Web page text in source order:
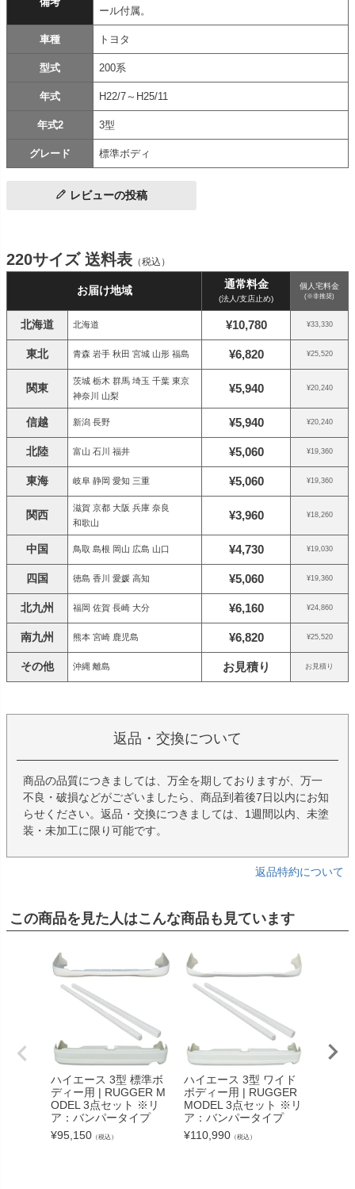
ール付属。
車種 トヨタ
型式 200系
年式 H22/7～H25/11
年式2 3型
グレード 標準ボディ
レビューの投稿
220サイズ 送料表 （税込）
お届け地域 通常料金
(法人/支店止め)
個人宅料金
(※非推奨)
北海道 北海道 ¥10,780 ¥33,330
東北 青森 岩手 秋田 宮城 山形 福島 ¥6,820 ¥25,520
関東
茨城 栃木 群馬 埼玉 千葉 東京
神奈川 山梨
¥5,940 ¥20,240
信越 新潟 長野 ¥5,940 ¥20,240
北陸 富山 石川 福井 ¥5,060 ¥19,360
東海 岐阜 静岡 愛知 三重 ¥5,060 ¥19,360
関西
滋賀 京都 大阪 兵庫 奈良
和歌山
¥3,960 ¥18,260
中国 鳥取 島根 岡山 広島 山口 ¥4,730 ¥19,030
四国 徳島 香川 愛媛 高知 ¥5,060 ¥19,360
北九州 福岡 佐賀 長崎 大分 ¥6,160 ¥24,860
南九州 熊本 宮崎 鹿児島 ¥6,820 ¥25,520
その他 沖縄 離島 お見積り お見積り
返品・交換について
商品の品質につきましては、万全を期しておりますが、万一
不良・破損などがございましたら、商品到着後7日以内にお知
らせください。返品・交換につきましては、1週間以内、未塗
装・未加工に限り可能です。
返品特約について
この商品を見た人はこんな商品も見ています
ハイエース 3型 標準ボ
ディー用 | RUGGER M
ODEL 3点セット ※リ
ア：バンパータイプ
¥95,150 （税込）
ハイエース 3型 ワイド
ボディー用 | RUGGER
MODEL 3点セット ※リ
ア：バンパータイプ
¥110,990 （税込）